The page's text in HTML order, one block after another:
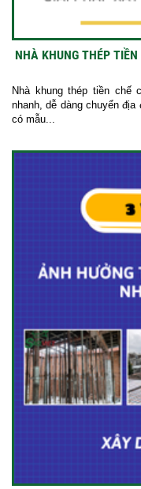
NHÀ KHUNG THÉP
Nhà khung thép tiền chế
nhanh, dễ dàng chuyển
có mẫu...